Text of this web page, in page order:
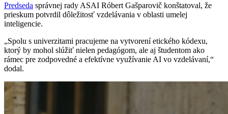
Predseda správnej rady ASAI Róbert Gašparovič konštatoval, že
prieskum potvrdil dôležitosť vzdelávania v oblasti umelej
inteligencie.
„Spolu s univerzitami pracujeme na vytvorení etického kódexu,
ktorý by mohol slúžiť nielen pedagógom, ale aj študentom ako
rámec pre zodpovedné a efektívne využívanie AI vo vzdelávaní,“
dodal.